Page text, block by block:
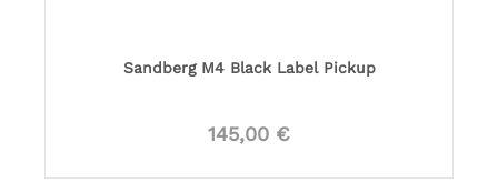
Sandberg M4 Black Label Pickup
145,00 €